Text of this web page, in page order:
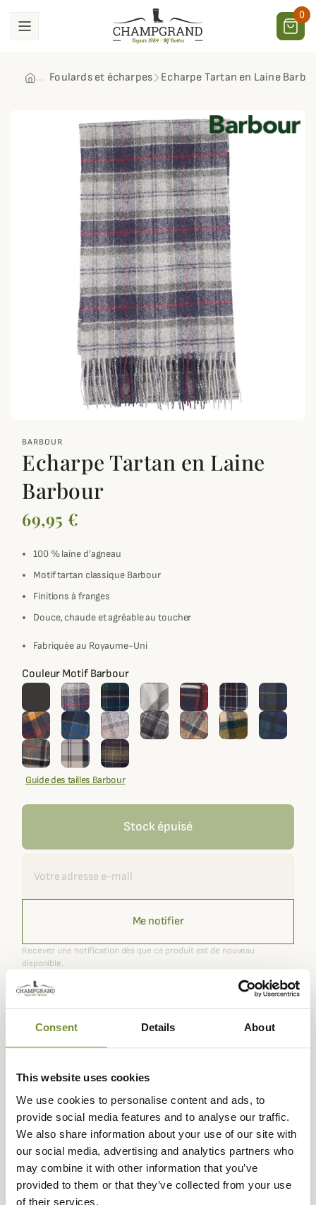
Consent Details About
This website uses cookies
We use cookies to personalise content and ads, to
provide social media features and to analyse our traffic.
We also share information about your use of our site with
our social media, advertising and analytics partners who
may combine it with other information that you’ve
provided to them or that they’ve collected from your use
of their services.
0
Foulards et écharpes Echarpe Tartan en Laine
BARBOUR
Echarpe Tartan en Laine
Barbour
69,95 €
100 % laine d’agneau
Motif tartan classique Barbour
Finitions à franges
Douce, chaude et agréable au toucher
Fabriquée au Royaume-Uni
Couleur Motif Barbour
Guide des tailles Barbour
Stock épuisé
Me notifier
Recevez une notification dès que ce produit est de nouveau
disponible.
Expédié dans
la journée
Échange ou
retour sous
Paiement
Paiement en
Description
LaEcharpe Tartan en Laine Barbourincarne tout le
charme du style britannique traditionnel. Confectionnée